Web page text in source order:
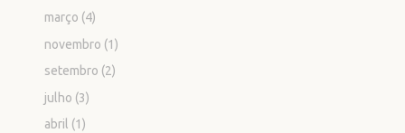
março (4)
novembro (1)
setembro (2)
julho (3)
abril (1)